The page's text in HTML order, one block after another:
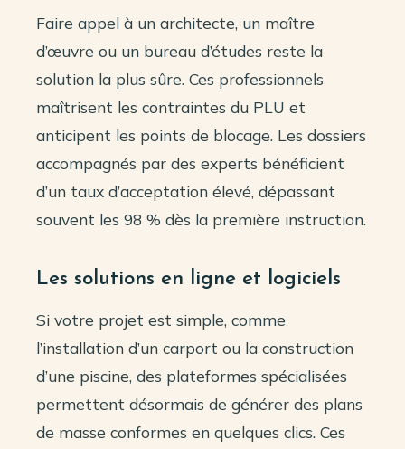
Faire appel à un architecte, un maître
d’œuvre ou un bureau d’études reste la
solution la plus sûre. Ces professionnels
maîtrisent les contraintes du PLU et
anticipent les points de blocage. Les dossiers
accompagnés par des experts bénéficient
d’un taux d’acceptation élevé, dépassant
souvent les 98 % dès la première instruction.
Les solutions en ligne et logiciels
Si votre projet est simple, comme
l’installation d’un carport ou la construction
d’une piscine, des plateformes spécialisées
permettent désormais de générer des plans
de masse conformes en quelques clics. Ces